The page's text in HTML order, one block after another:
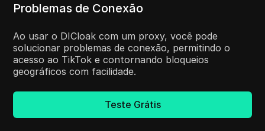
Problemas de Conexão
Ao usar o DICloak com um proxy, você pode
solucionar problemas de conexão, permitindo o
acesso ao TikTok e contornando bloqueios
geográficos com facilidade.
Teste Grátis